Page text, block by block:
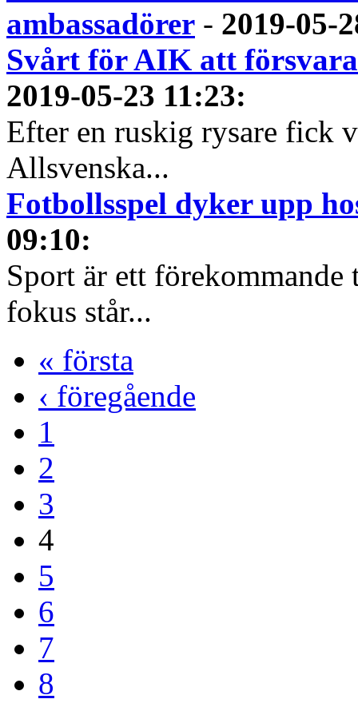
ambassadörer - 2019-05-
Svårt för AIK att
2019-05-23 11:23:
Efter en ruskig rysare fick
Allsvenska...
Fotbollsspel dyker upp
09:10:
Sport är ett
fokus står...
« första
‹ föregående
1
2
3
4
5
6
7
8